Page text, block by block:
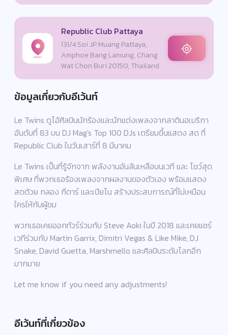
Republic Club Pattaya
131/4 Soi JP Muang Pattaya,
Amphoe Bang Lamung, Chang
Wat Chon Buri 20150, Thailand
ข้อมูลเกี่ยวกับอีเว้นท์
Le Twins ดูโอ้ศิลปินนักร้องและนักแต่งเพลงจากลาตินอเมริกา
อันดับที่ 83 บน DJ Mag's Top 100 DJs เตรียมขึ้นแสดง สด ที่
Republic Club ในวันเสาร์ที่ 8 มีนาคม
Le Twins เป็นที่รู้จักจาก พลังงานอันล้นเหลือบนเวที และ โชว์สุด
พิเศษ ที่พวกเธอร้องเพลงจากผลงานของตัวเอง พร้อมแสดง
สดด้วย กลอง กีตาร์ และเปียโน สร้างประสบการณ์ที่ไม่เหมือน
ใครให้กับผู้ชม
พวกเธอเคยออกทัวร์ร่วมกับ Steve Aoki ในปี 2018 และเคยแชร์
เวทีร่วมกับ Martin Garrix, Dimitri Vegas & Like Mike, DJ
Snake, David Guetta, Marshmello และศิลปินระดับโลกอีก
มากมาย
Let me know if you need any adjustments!
อีเว้นท์ที่เกี่ยวข้อง